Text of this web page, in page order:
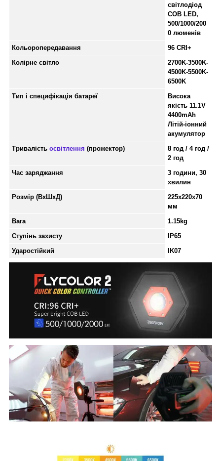
світлодіод
COB LED,
500/1000/200
0 люменів
Кольоропередавання
96 CRI+
Колірне світло
2700K-3500K-
4500K-5500K-
6500K
Тип і специфікація батареї
Висока
якість 11.1V
4400mAh
Літій-іонний
акумулятор
Тривалість освітлення (прожектор)
8 год / 4 год /
2 год
Час заряджання
3 години, 30
хвилин
Розмір (ВхШхД)
225х220х70
мм
Вага
1.15kg
Ступінь захисту
IP65
Ударостійкий
IK07